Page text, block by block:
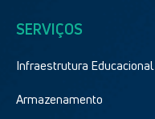
SERVIÇOS
Infraestrutura Educacional
Armazenamento